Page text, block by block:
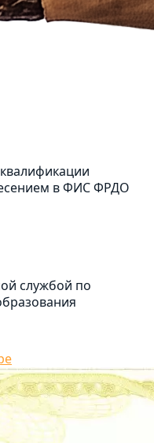
в ФИС ФРДО
службой по